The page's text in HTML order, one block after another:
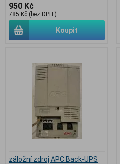
950 Kč
785 Kč (bez DPH:)
Koupit
záložní zdroj APC Back-UPS